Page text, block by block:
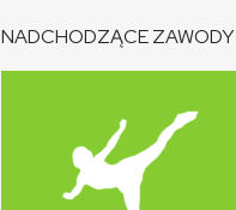
NADCHODZĄCE ZAWODY